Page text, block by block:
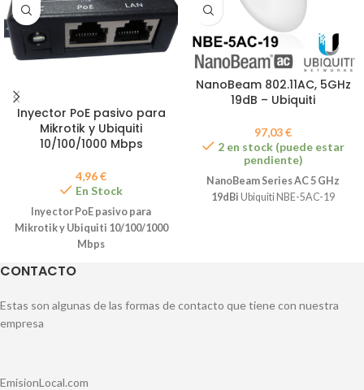
Inyector PoE pasivo para
Mikrotik y Ubiquiti
10/100/1000 Mbps
4,96€
En Stock
Inyector PoE pasivo para
Mikrotik y Ubiquiti 10/100/1000
Mbps
NanoBeam 802.11AC, 5GHz
19dB – Ubiquiti
97,03€
2 en stock (puede estar
pendiente)
NanoBeam Series AC 5 GHz
19dBi Ubiquiti NBE-5AC-19
CONTACTO
Estas son algunas de las formas de contacto que tiene con nuestra
empresa
EmisionLocal.com